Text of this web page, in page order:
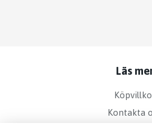
Läs
Kontakta